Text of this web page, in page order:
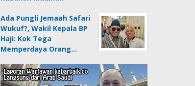
Ada Pungli Jemaah Safari
Wukuf?, Wakil Kepala BP
Haji: Kok Tega
Memperdaya Orang…